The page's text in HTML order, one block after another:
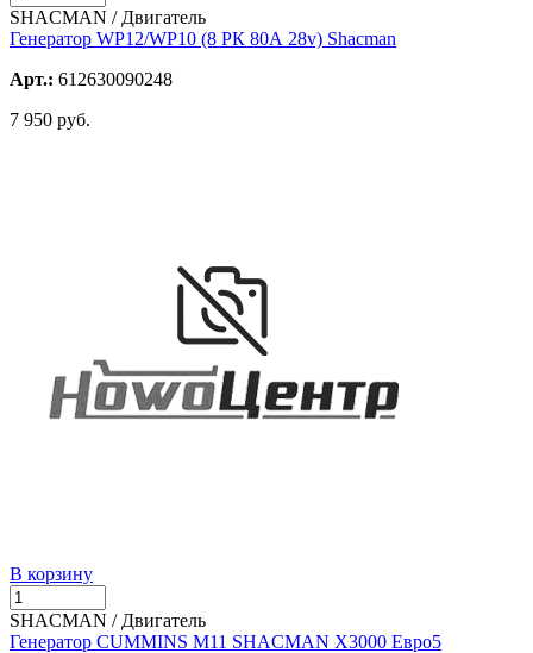
SHACMAN / Двигатель
Генератор WP12/WP10 (8 РК 80А 28v) Shacman
Арт.: 612630090248
7 950 руб.
В корзину
SHACMAN / Двигатель
Генератор CUMMINS M11 SHACMAN X3000 Евро5